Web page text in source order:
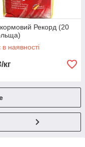
Рекорд (20
наявності
кг